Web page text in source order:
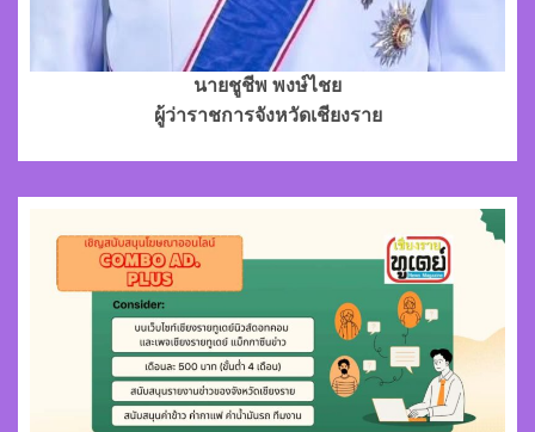
นายชูชีพ พงษ์ไชย
ผู้ว่าราชการจังหวัดเชียงราย